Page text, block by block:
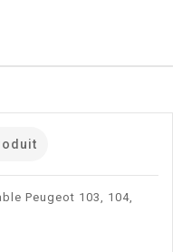
Peugeot 103, 104,